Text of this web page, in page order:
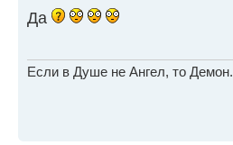
Да
Если в Душе не Ангел, то Демон.